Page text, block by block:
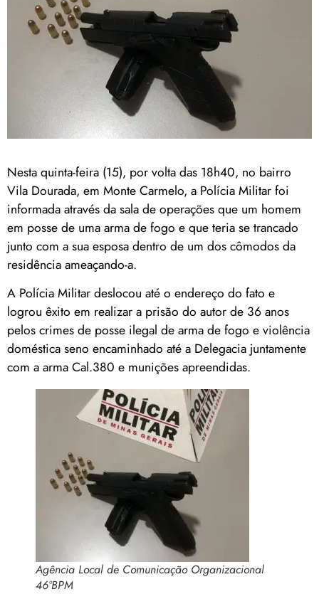
Nesta quinta-feira (15), por volta das 18h40, no bairro
Vila Dourada, em Monte Carmelo, a Polícia Militar foi
informada através da sala de operações que um homem
em posse de uma arma de fogo e que teria se trancado
junto com a sua esposa dentro de um dos cômodos da
residência ameaçando-a.
A Polícia Militar deslocou até o endereço do fato e
logrou êxito em realizar a prisão do autor de 36 anos
pelos crimes de posse ilegal de arma de fogo e violência
doméstica seno encaminhado até a Delegacia juntamente
com a arma Cal.380 e munições apreendidas.
Agência Local de Comunicação Organizacional
46ºBPM